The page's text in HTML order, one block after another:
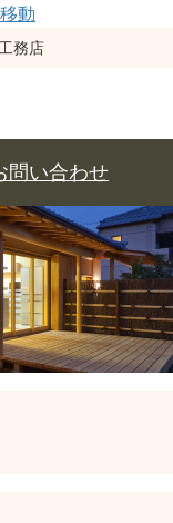
動
務店
問い合わせ